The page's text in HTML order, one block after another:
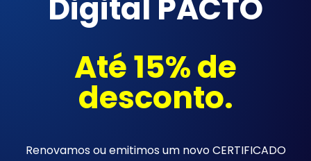
Digital PACTO
Até 15% de
desconto.
Renovamos ou emitimos um novo CERTIFICADO